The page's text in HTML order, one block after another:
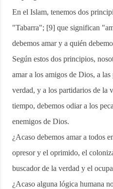
En el Islam, tenemos dos
"Tabarra"; [9] que significan
debemos amar y a quién
Según estos dos principios,
amar a los amigos de Dios, a las
verdad, y a los partidarios de la
tiempo, debemos odiar a los
enemigos de Dios.
¿Acaso debemos amar a todos
opresor y el oprimido, el
buscador de la verdad y el
¿Acaso alguna lógica humana